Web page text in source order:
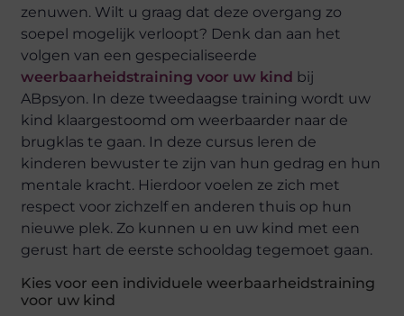
zenuwen. Wilt u graag dat deze overgang zo
soepel mogelijk verloopt? Denk dan aan het
volgen van een gespecialiseerde
weerbaarheidstraining voor uw kind bij
ABpsyon. In deze tweedaagse training wordt uw
kind klaargestoomd om weerbaarder naar de
brugklas te gaan. In deze cursus leren de
kinderen bewuster te zijn van hun gedrag en hun
mentale kracht. Hierdoor voelen ze zich met
respect voor zichzelf en anderen thuis op hun
nieuwe plek. Zo kunnen u en uw kind met een
gerust hart de eerste schooldag tegemoet gaan.
Kies voor een individuele weerbaarheidstraining
voor uw kind